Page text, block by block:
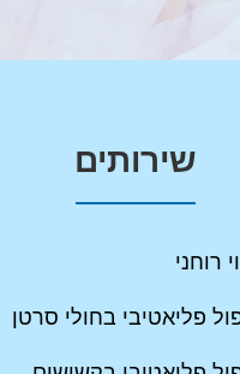
שירותים
רוחני
פליאטיבי בחולי סרטן